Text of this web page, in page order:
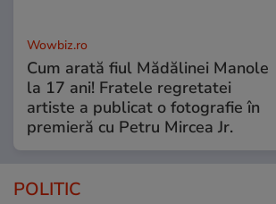
Wowbiz.ro
Cum arată fiul Mădălinei Manole
la 17 ani! Fratele regretatei
artiste a publicat o fotografie în
premieră cu Petru Mircea Jr.
POLITIC